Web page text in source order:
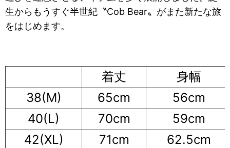
生からもうすぐ半世紀〝Cob Bear〟がまた新たな旅
をはじめます。
着丈
身幅
38(M)
65cm
56cm
40(L)
70cm
59cm
42(XL)
71cm 62.5cm